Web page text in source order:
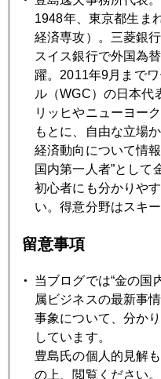
2014年10月31日
日銀サプライズ追加緩和
2014年10月30日
米量的緩和終了、円安・
2014年10月29日
米量的緩和が生む格差、
2014年10月28日
エボラ熱の影響でビール
2014年10月27日
米国、南アでの経験
1948年、東京都生ま
経済専攻）。三菱銀
スイス銀行で外国為
躍。2011年9月まで
ル（WGC）の日本代
リッヒやニューヨー
もとに、自由な立場
経済動向について情
国内第一人者”として
初心者にも分かりや
い。得意分野はスキ
留意事項
当ブログでは“金の国
属ビジネスの最新事
事象について、分か
しています。
豊島氏の個人的見解
の上、閲覧ください。